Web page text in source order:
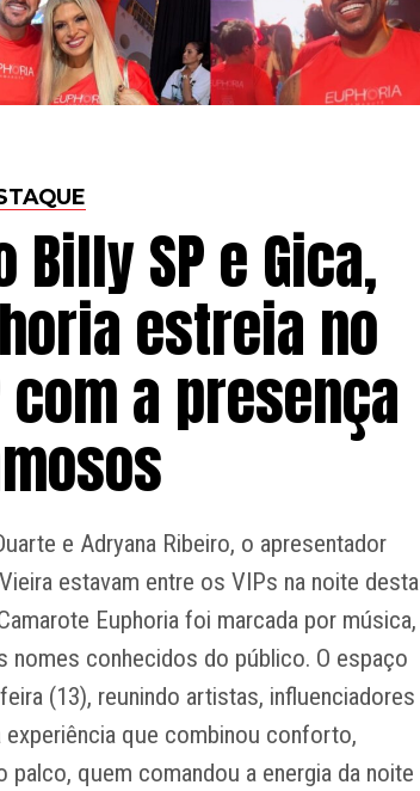
SP e Gica,
estreia no
com a presença
e Adryana Ribeiro, o apresentador
estavam entre os VIPs na noite desta
Euphoria foi marcada por música,
nomes conhecidos do público. O espaço
(13), reunindo artistas, influenciadores
que combinou conforto,
quem comandou a energia da noite